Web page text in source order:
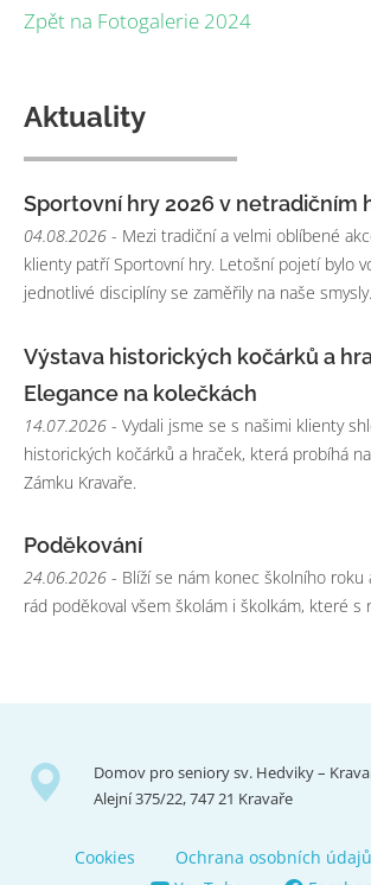
Zpět na Fotogalerie 2024
Aktuality
Sportovní hry 2026 v netradičním
04.08.2026 - Mezi tradiční a velmi oblíbené
klienty patří Sportovní hry. Letošní pojetí bylo
jednotlivé disciplíny se zaměřily na naše smysly.
Výstava historických kočárků a
Elegance na kolečkách
14.07.2026 - Vydali jsme se s našimi klienty
historických kočárků a hraček, která probíhá
Zámku Kravaře.
Poděkování
24.06.2026 - Blíží se nám konec školního roku
rád poděkoval všem školám i školkám, které s
Domov pro seniory sv. Hedviky –
Alejní 375/22, 747 21 Kravaře
Cookies
Ochrana osobních údajů